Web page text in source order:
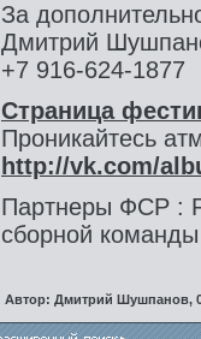
За
Дмитрий
+7 916-624-1877
Страница
Проникайтесь
http://vk.com/
Партнеры ФСР :
сборной
Автор: Дмитрий Шушпанов,